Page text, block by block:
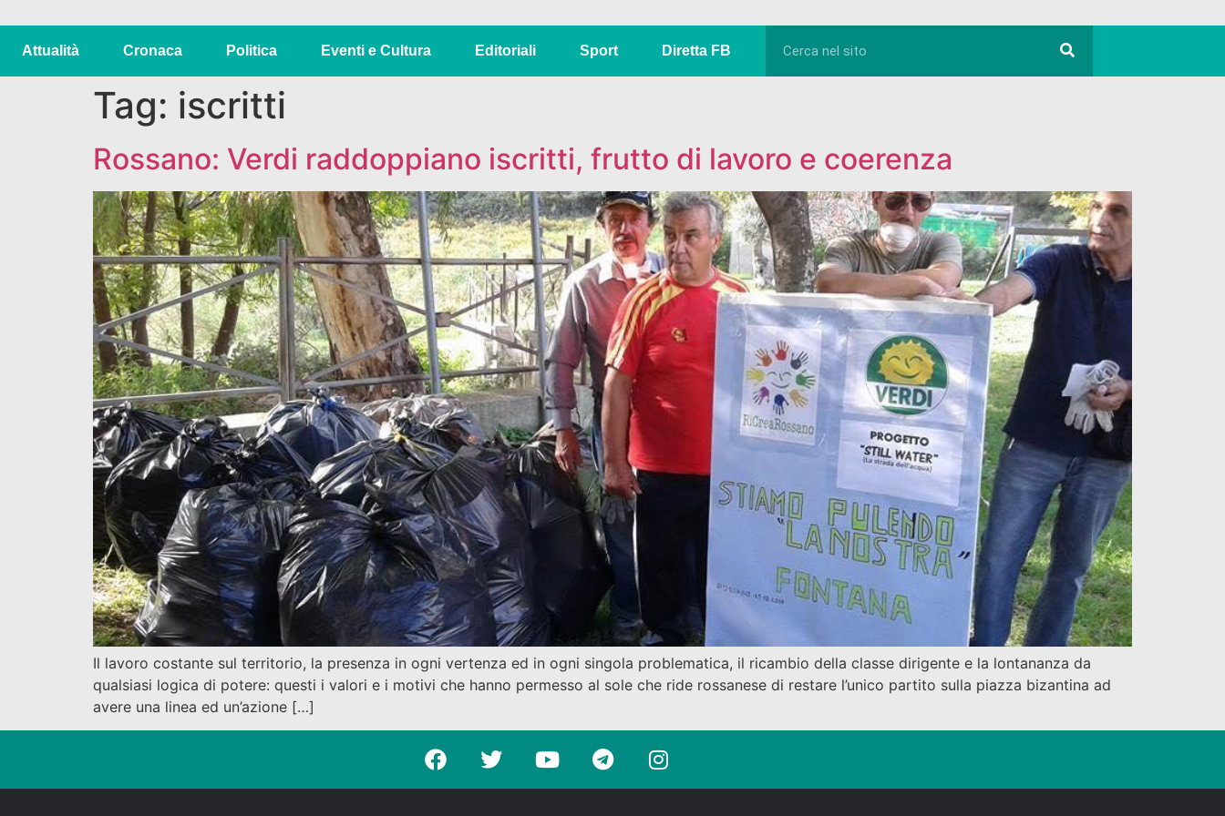
Attualità Cronaca Politica Eventi e Cultura Editoriali Sport Diretta FB
Tag: iscritti
Rossano: Verdi raddoppiano iscritti, frutto di lavoro e coerenza
Il lavoro costante sul territorio, la presenza in ogni vertenza ed in ogni singola problematica, il ricambio della classe dirigente e la lontananza da
qualsiasi logica di potere: questi i valori e i motivi che hanno permesso al sole che ride rossanese di restare l’unico partito sulla piazza bizantina ad
avere una linea ed un’azione […]